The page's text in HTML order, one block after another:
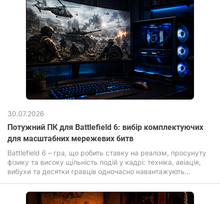
30.07.2026
Потужний ПК для Battlefield 6: вибір комплектуючих
для масштабних мережевих битв
Battlefield 6 – гра, що робить ставку на реалізм, просунуту
фізику та високу щільність подій у кадрі: техніка, авіація,
вибухи та десятки гравців одночасно навантажують
новинок.